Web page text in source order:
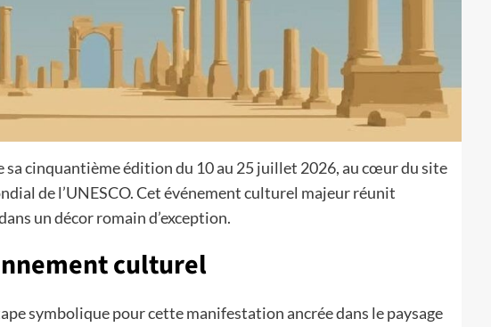
cinquantième édition du 10 au 25 juillet 2026, au cœur du site
de l’UNESCO. Cet événement culturel majeur réunit
un décor romain d’exception.
culturel
symbolique pour cette manifestation ancrée dans le paysage